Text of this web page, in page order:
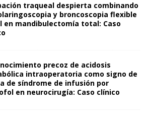
traqueal despierta combinando
y broncoscopia flexible
en mandibulectomía total: Caso
precoz de acidosis
intraoperatoria como signo de
de síndrome de infusión por
en neurocirugía: Caso clínico